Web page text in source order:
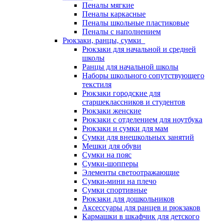
Пеналы мягкие
Пеналы каркасные
Пеналы школьные пластиковые
Пеналы с наполнением
Рюкзаки, ранцы, сумки
Рюкзаки для начальной и средней
школы
Ранцы для начальной школы
Наборы школьного сопутствующего
текстиля
Рюкзаки городские для
старшеклассников и студентов
Рюкзаки женские
Рюкзаки с отделением для ноутбука
Рюкзаки и сумки для мам
Сумки для внешкольных занятий
Мешки для обуви
Сумки на пояс
Сумки-шопперы
Элементы светоотражающие
Сумки-мини на плечо
Сумки спортивные
Рюкзаки для дошкольников
Аксессуары для ранцев и рюкзаков
Кармашки в шкафчик для детского